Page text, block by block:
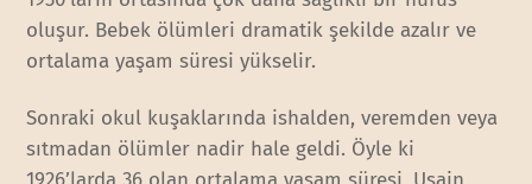
oluşur. Bebek ölümleri dramatik şekilde azalır ve
ortalama yaşam süresi yükselir.
Sonraki okul kuşaklarında ishalden, veremden veya
sıtmadan ölümler nadir hale geldi. Öyle ki